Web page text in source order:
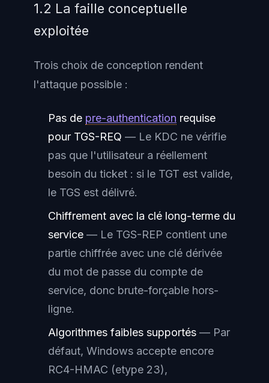
1.2 La faille conceptuelle
exploitée
Trois choix de conception rendent
l'attaque possible :
Pas de pre-authentication requise
pour TGS-REQ — Le KDC ne vérifie
pas que l'utilisateur a réellement
besoin du ticket : si le TGT est valide,
le TGS est délivré.
Chiffrement avec la clé long-terme du
service — Le TGS-REP contient une
partie chiffrée avec une clé dérivée
du mot de passe du compte de
service, donc brute-forçable hors-
ligne.
Algorithmes faibles supportés — Par
défaut, Windows accepte encore
RC4-HMAC (etype 23),